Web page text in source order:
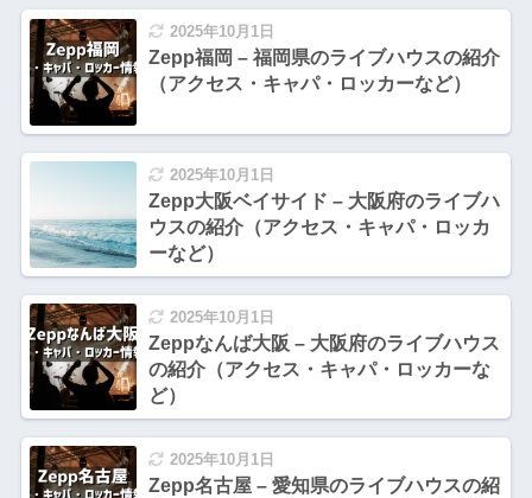
2025年10月1日
Zepp福岡 – 福岡県のライブハウスの紹介
（アクセス・キャパ・ロッカーなど）
2025年10月1日
Zepp大阪ベイサイド – 大阪府のライブハ
ウスの紹介（アクセス・キャパ・ロッカ
ーなど）
2025年10月1日
Zeppなんば大阪 – 大阪府のライブハウス
の紹介（アクセス・キャパ・ロッカーな
ど）
2025年10月1日
Zepp名古屋 – 愛知県のライブハウスの紹